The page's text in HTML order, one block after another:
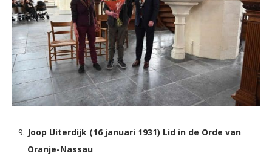
Joop Uiterdijk (16 januari 1931) Lid in de Orde van
Oranje-Nassau